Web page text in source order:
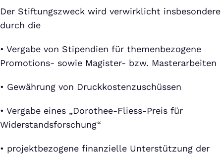
Der Stiftungszweck wird verwirklicht insbesondere
durch die
• Vergabe von Stipendien für themenbezogene
Promotions- sowie Magister- bzw. Masterarbeiten
• Gewährung von Druckkostenzuschüssen
• Vergabe eines „Dorothee-Fliess-Preis für
Widerstandsforschung“
• projektbezogene finanzielle Unterstützung der